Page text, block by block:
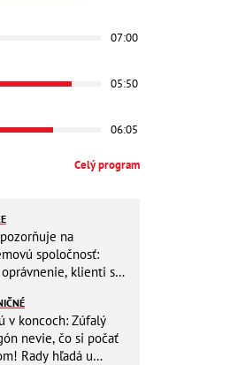
07:00
05:50
06:05
Celý program
na
spoločnosť:
klienti sa
v koncoch: Zúfalý
nevie, čo si počať
Rady hľadá u